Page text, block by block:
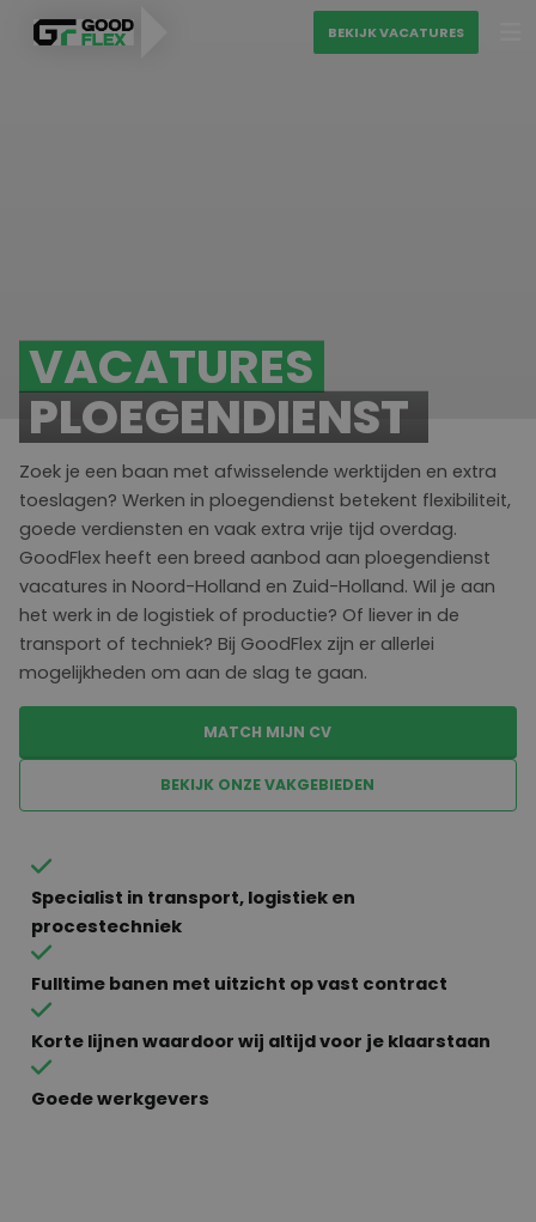
BEKIJK VACATURES
Diensten
Uitzenden
Detacheren
Werving & selectie
Over ons
Ons sollicitatieproces
Blogs
Contact
VACATURES
PLOEGENDIENST
Zoek je een baan met afwisselende werktijden en extra
toeslagen? Werken in ploegendienst betekent flexibiliteit,
goede verdiensten en vaak extra vrije tijd overdag.
GoodFlex heeft een breed aanbod aan ploegendienst
vacatures in Noord-Holland en Zuid-Holland. Wil je aan
het werk in de logistiek of productie? Of liever in de
transport of techniek? Bij GoodFlex zijn er allerlei
mogelijkheden om aan de slag te gaan.
MATCH MIJN CV
BEKIJK ONZE VAKGEBIEDEN
Specialist in transport, logistiek en
procestechniek
Fulltime banen met uitzicht op vast contract
Korte lijnen waardoor wij altijd voor je klaarstaan
Goede werkgevers